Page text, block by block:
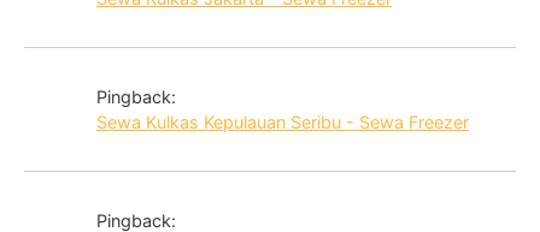
Pingback:
Sewa Kulkas Kepulauan Seribu - Sewa Freezer
Pingback: